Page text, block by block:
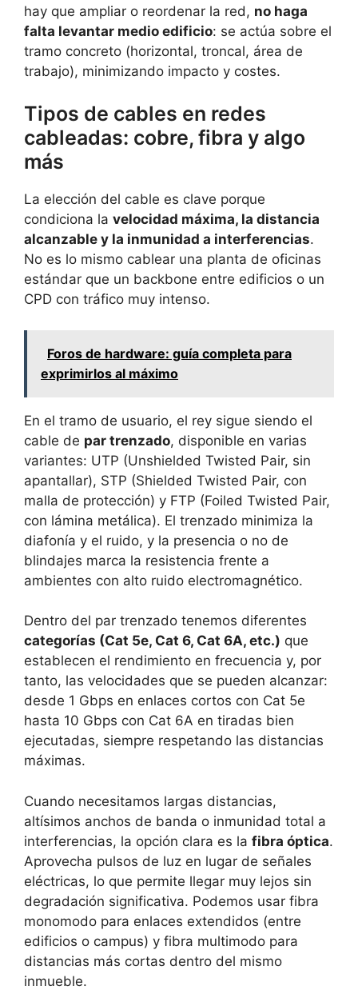
hay que ampliar o reordenar la red, no haga
falta levantar medio edificio: se actúa sobre el
tramo concreto (horizontal, troncal, área de
trabajo), minimizando impacto y costes.
Tipos de cables en redes
cableadas: cobre, fibra y algo
más
La elección del cable es clave porque
condiciona la velocidad máxima, la distancia
alcanzable y la inmunidad a interferencias.
No es lo mismo cablear una planta de oficinas
estándar que un backbone entre edificios o un
CPD con tráfico muy intenso.
Foros de hardware: guía completa para
exprimirlos al máximo
En el tramo de usuario, el rey sigue siendo el
cable de par trenzado, disponible en varias
variantes: UTP (Unshielded Twisted Pair, sin
apantallar), STP (Shielded Twisted Pair, con
malla de protección) y FTP (Foiled Twisted Pair,
con lámina metálica). El trenzado minimiza la
diafonía y el ruido, y la presencia o no de
blindajes marca la resistencia frente a
ambientes con alto ruido electromagnético.
Dentro del par trenzado tenemos diferentes
categorías (Cat 5e, Cat 6, Cat 6A, etc.) que
establecen el rendimiento en frecuencia y, por
tanto, las velocidades que se pueden alcanzar:
desde 1 Gbps en enlaces cortos con Cat 5e
hasta 10 Gbps con Cat 6A en tiradas bien
ejecutadas, siempre respetando las distancias
máximas.
Cuando necesitamos largas distancias,
altísimos anchos de banda o inmunidad total a
interferencias, la opción clara es la fibra óptica.
Aprovecha pulsos de luz en lugar de señales
eléctricas, lo que permite llegar muy lejos sin
degradación significativa. Podemos usar fibra
monomodo para enlaces extendidos (entre
edificios o campus) y fibra multimodo para
distancias más cortas dentro del mismo
inmueble.